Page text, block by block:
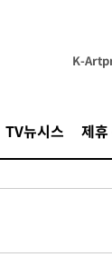
K-
TV뉴시스 제